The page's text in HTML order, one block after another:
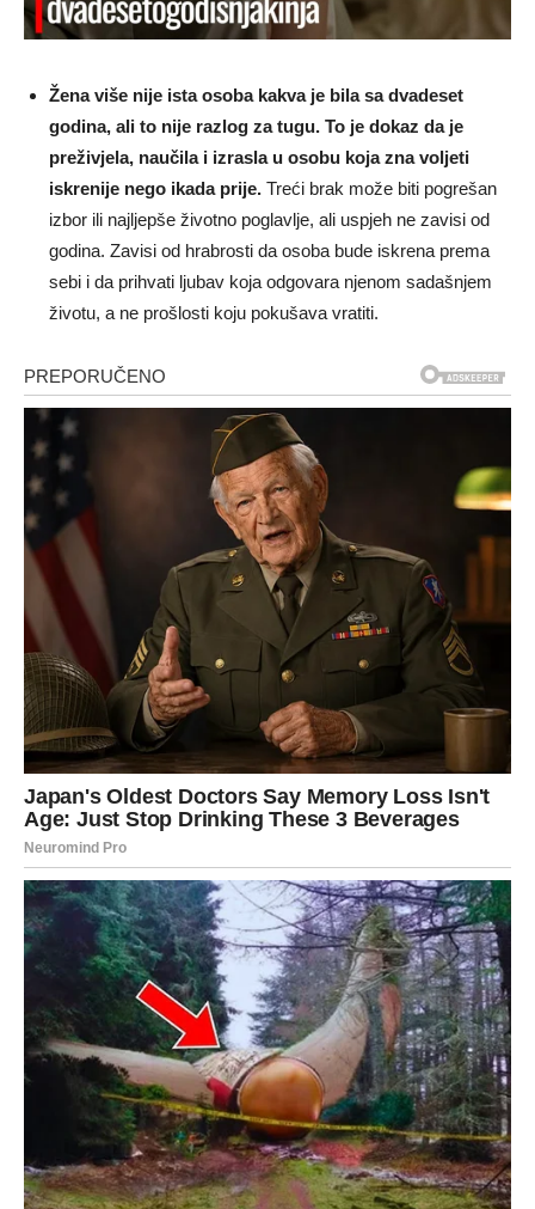
Žena više nije ista osoba kakva je bila sa dvadeset
godina, ali to nije razlog za tugu. To je dokaz da je
preživjela, naučila i izrasla u osobu koja zna voljeti
iskrenije nego ikada prije. Treći brak može biti pogrešan
izbor ili najljepše životno poglavlje, ali uspjeh ne zavisi od
godina. Zavisi od hrabrosti da osoba bude iskrena prema
sebi i da prihvati ljubav koja odgovara njenom sadašnjem
životu, a ne prošlosti koju pokušava vratiti.